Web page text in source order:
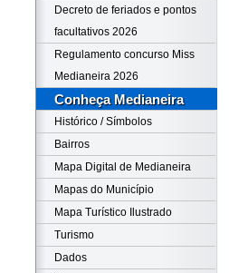
Decreto de feriados e pontos
facultativos 2026
Regulamento concurso Miss
Medianeira 2026
Conheça Medianeira
Histórico / Símbolos
Bairros
Mapa Digital de Medianeira
Mapas do Município
Mapa Turístico Ilustrado
Turismo
Dados